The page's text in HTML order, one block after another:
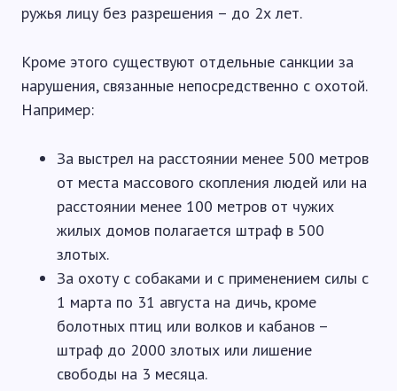
ружья лицу без разрешения – до 2х лет.
Кроме этого существуют отдельные санкции за
нарушения, связанные непосредственно с охотой.
Например:
За выстрел на расстоянии менее 500 метров
от места массового скопления людей или на
расстоянии менее 100 метров от чужих
жилых домов полагается штраф в 500
злотых.
За охоту с собаками и с применением силы с
1 марта по 31 августа на дичь, кроме
болотных птиц или волков и кабанов –
штраф до 2000 злотых или лишение
свободы на 3 месяца.